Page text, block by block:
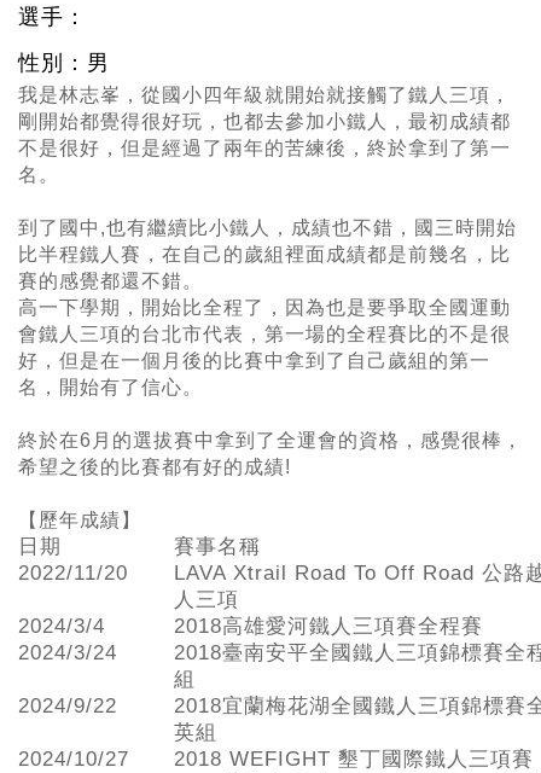
選手：
性別：男
我是林志峯 ， 從國小四年級就開始就接觸了鐵人三項 ，
剛開始都覺得很好玩 ， 也都去參加小鐵人 ， 最初成績都
不是很好 ， 但是經過了兩年的苦練後 ， 終於拿到了第一
名。
到了國中,也有繼續比小鐵人 ， 成績也不錯 ， 國三時開始
比半程鐵人賽 ， 在自己的歲組裡面成績都是前幾名 ， 比
賽的感覺都還不錯。
高一下學期 ， 開始比全程了 ， 因為也是要爭取全國運動
會鐵人三項的台北市代表 ， 第一場的全程賽比的不是很
好 ， 但是在一個月後的比賽中拿到了自己歲組的第一
名 ， 開始有了信心。
終於在6月的選拔賽中拿到了全運會的資格，感覺很棒，
希望之後的比賽都有好的成績!
【歷年成績】
日期
賽事名稱
2022/11/20
LAVA Xtrail Road To Off Road 公路
人三項
2024/3/4
2018高雄愛河鐵人三項賽全程賽
2024/3/24
2018臺南安平全國鐵人三項錦標賽全
組
2024/9/22
2018宜蘭梅花湖全國鐵人三項錦標賽
英組
2024/10/27
2018 WEFIGHT 墾丁國際鐵人三項賽